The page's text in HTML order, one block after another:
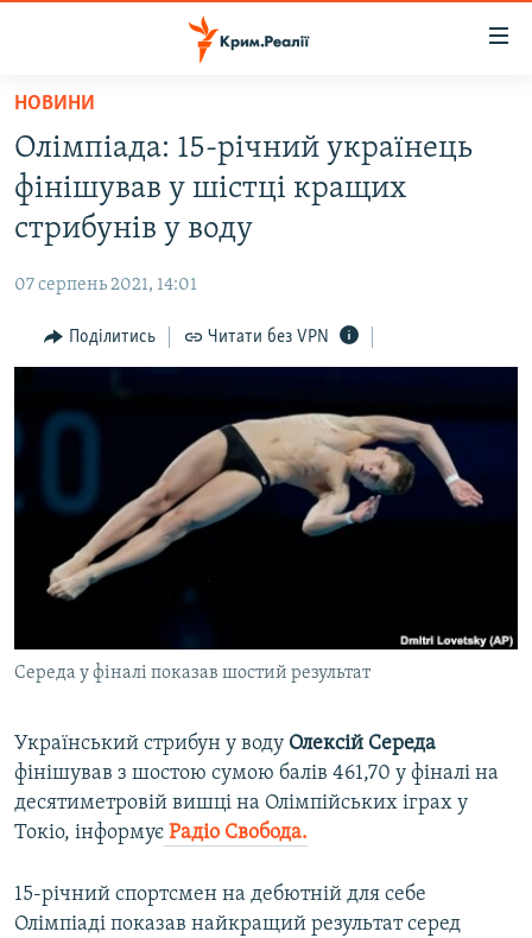
Перейти
основного
матеріалу
Перейти
до
основної
навігації
Перейти
до
ВОДА.КРИМ
ВІДЕО ТА ФОТО
БЛОГИ
ПОГЛЯД
ВСЕ ЗА ДЕНЬ
ДЕПОРТАЦІЯ
ВІДЕОУРОКИ «ELIFBE»
СВІДЧЕННЯ ОКУПАЦІЇ
ІНФОГРАФІКА
ЯК ОБІЙТИ БЛОКУВАННЯ
Русский
ДОЛУЧАЙСЯ!
Усі сайти RFE/RL
НОВИНИ
Олімпіада: 15-річний українець
фінішував у шістці кращих
стрибунів у воду
07 серпень 2021, 14:01
Поділитись Читати без VPN
Середа у фіналі показав шостий результат
Український стрибун у воду Олексій Середа
фінішував з шостою сумою балів 461,70 у фіналі на
десятиметровій вишці на Олімпійських іграх у
Токіо, інформує Радіо Свобода.
15-річний спортсмен на дебютній для себе
Олімпіаді показав найкращий результат серед